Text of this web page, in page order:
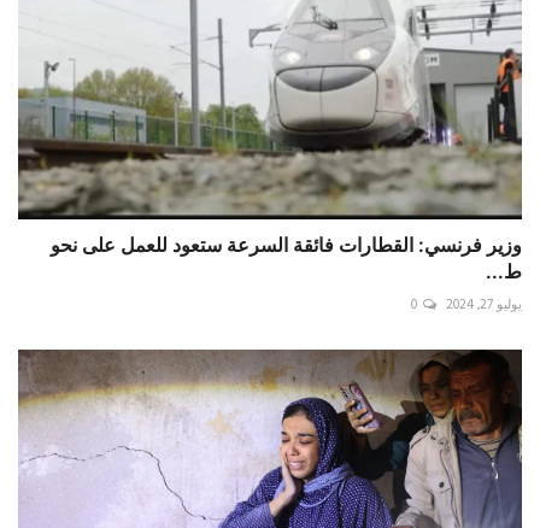
وزير فرنسي: القطارات فائقة السرعة ستعود للعمل على نحو
ط...
يوليو 27, 2024 0